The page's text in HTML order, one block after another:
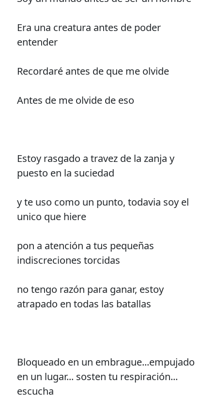
Era una creatura antes de poder
entender
Recordaré antes de que me olvide
Antes de me olvide de eso
Estoy rasgado a travez de la zanja y
puesto en la suciedad
y te uso como un punto, todavia soy el
unico que hiere
pon a atención a tus pequeñas
indiscreciones torcidas
no tengo razón para ganar, estoy
atrapado en todas las batallas
Bloqueado en un embrague...empujado
en un lugar... sosten tu respiración...
escucha